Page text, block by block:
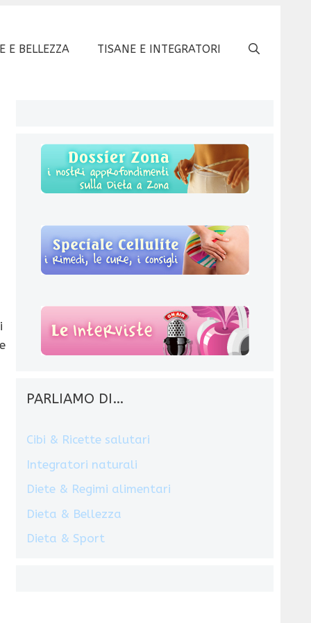
E BELLEZZA TISANE E INTEGRATORI
PARLIAMO DI…
Cibi & Ricette salutari
Integratori naturali
Diete & Regimi alimentari
Dieta & Bellezza
Dieta & Sport